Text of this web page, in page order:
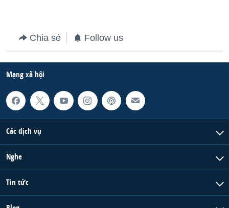
Chia sẻ Follow us
Mạng xã hội
Các dịch vụ
Nghe
Tin tức